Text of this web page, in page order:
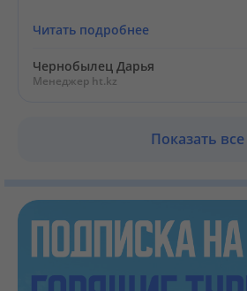
Читать подробнее
Чернобылец Дарья
Менеджер ht.kz
Показать все